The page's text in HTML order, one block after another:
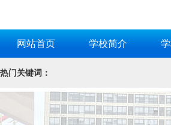
网站首页 学校简介
热门关键词：